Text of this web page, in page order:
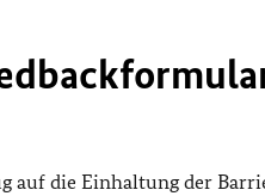
auf die Einhaltung der